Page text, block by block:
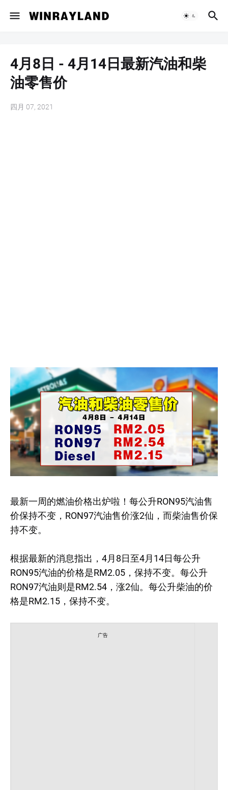
4月8日 - 4月14日最新汽油和柴
油零售价
四月 07, 2021
最新一周的燃油价格出炉啦！每公升RON95汽油售
价保持不变，RON97汽油售价涨2仙，而柴油售价保
持不变。
根据最新的消息指出，4月8日至4月14日每公升
RON95汽油的价格是RM2.05，保持不变。每公升
RON97汽油则是RM2.54，涨2仙。每公升柴油的价
格是RM2.15，保持不变。
广告